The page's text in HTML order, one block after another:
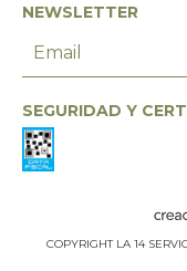
NEWSLETTER
SEGURIDAD Y
COPYRIGHT LA 14